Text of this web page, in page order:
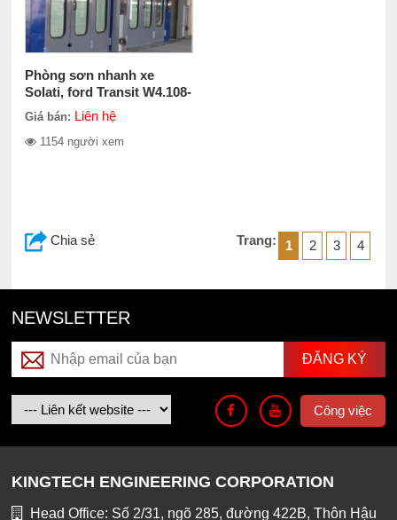
Phòng sơn nhanh xe
Solati, ford Transit W4.108-
21100-3
Giá bán: Liên hệ
1154 người xem
Chia sẻ Trang: 1 2 3 4
NEWSLETTER
Công việc
KINGTECH ENGINEERING CORPORATION
Head Office: Số 2/31, ngõ 285, đường 422B, Thôn Hậu